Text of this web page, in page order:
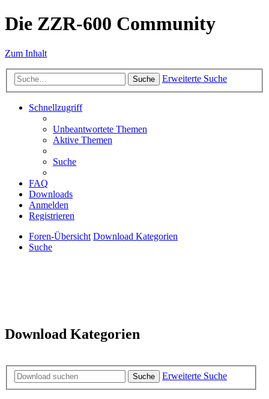
Die ZZR-600 Community
Zum Inhalt
Suche Erweiterte Suche
Schnellzugriff
Unbeantwortete Themen
Aktive Themen
Suche
FAQ
Downloads
Anmelden
Registrieren
Foren-Übersicht Download Kategorien
Suche
Download Kategorien
Suche Erweiterte Suche